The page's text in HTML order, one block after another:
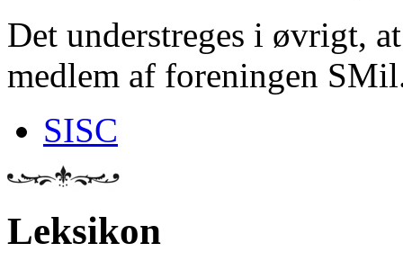
Det understreges i øvrigt,
medlem af foreningen
SISC
Leksikon